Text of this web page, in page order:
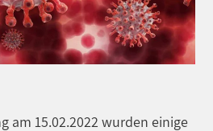
am 15.02.2022 wurden einige